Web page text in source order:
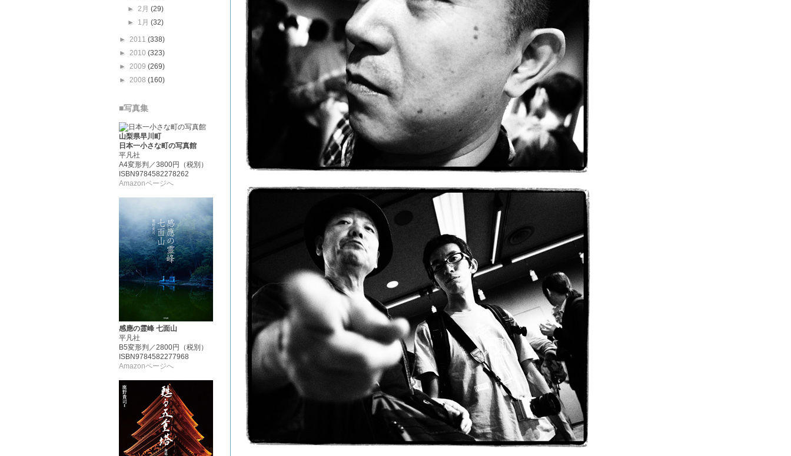
►2月(29)
► 1月(32)
► 2011 (338)
► 2010 (323)
► 2009 (269)
► 2008 (160)
■写真集
山梨県早川町
日本一小さな町の写真館
平凡社
A4変形判／3800円（税別）
ISBN9784582278262
Amazonページへ
感應の霊峰 七面山
平凡社
B5変形判／2800円（税別）
ISBN9784582277968
Amazonページへ